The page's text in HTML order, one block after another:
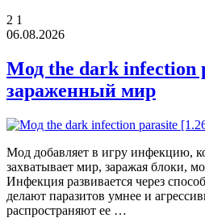
2 1
06.08.2026
Мод the dark infection
зараженный мир
Мод добавляет в игру инфекцию,
захватывает мир, заражая блоки,
Инфекция развивается через
делают паразитов умнее и
распространяют ее …